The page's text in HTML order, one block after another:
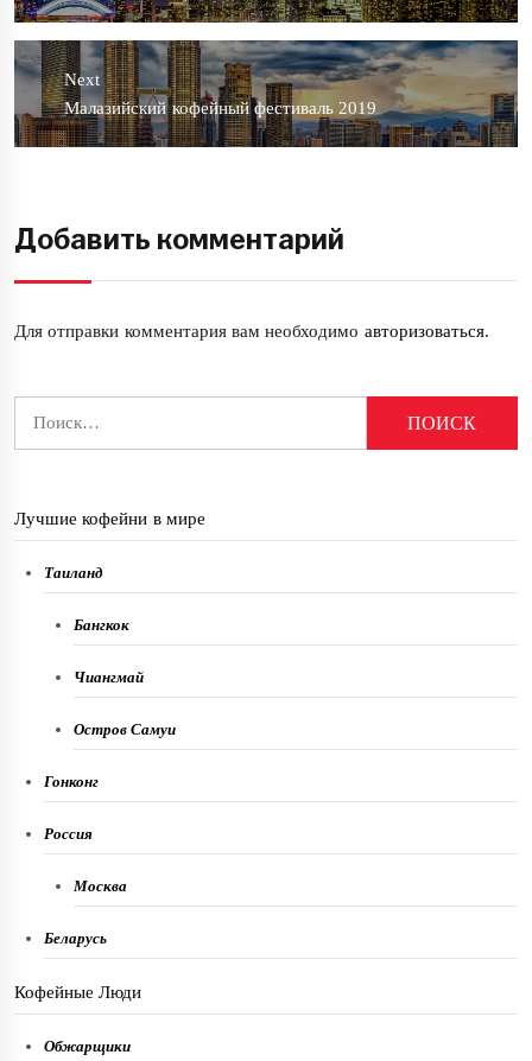
post:
Next
Next
post:
Малазийский кофейный фестиваль 2019
Добавить комментарий
Для отправки комментария вам необходимо авторизоваться.
Лучшие кофейни в мире
Таиланд
Бангкок
Чиангмай
Остров Самуи
Гонконг
Россия
Москва
Беларусь
Кофейные Люди
Обжарщики